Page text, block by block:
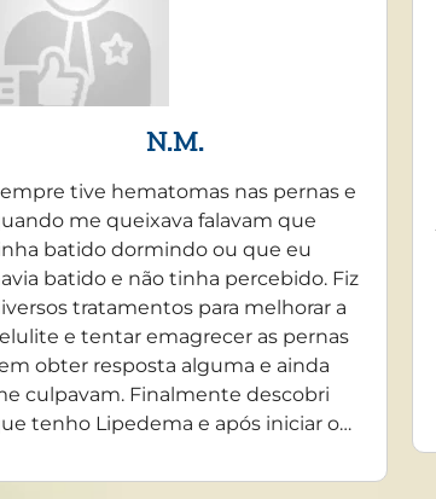
N.M.
tive hematomas nas pernas e
me queixava falavam que
batido dormindo ou que eu
batido e não tinha percebido. Fiz
tratamentos para melhorar a
e tentar emagrecer as pernas
obter resposta alguma e ainda
culpavam. Finalmente descobri
tenho Lipedema e após iniciar o…